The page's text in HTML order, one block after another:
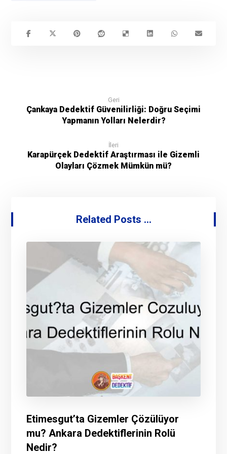
Geri
Çankaya Dedektif Güvenilirliği: Doğru Seçimi
Yapmanın Yolları Nelerdir?
İleri
Karapürçek Dedektif Araştırması ile Gizemli
Olayları Çözmek Mümkün mü?
Related Posts ...
Etimesgut’ta Gizemler Çözülüyor
mu? Ankara Dedektiflerinin Rolü
Nedir?